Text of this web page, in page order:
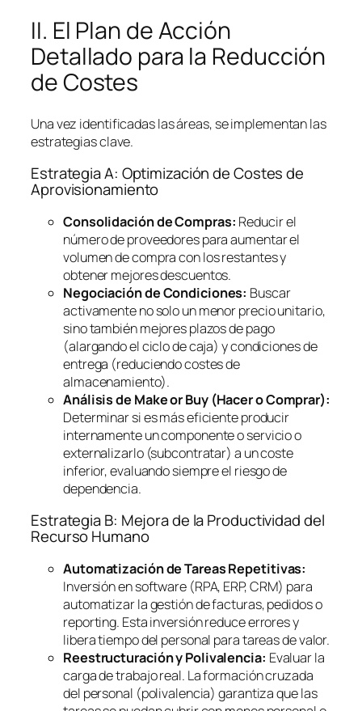
II. El Plan de Acción
Detallado para la Reducción
de Costes
Una vez identificadas las áreas, se implementan las
estrategias clave.
Estrategia A: Optimización de Costes de
Aprovisionamiento
Consolidación de Compras: Reducir el
número de proveedores para aumentar el
volumen de compra con los restantes y
obtener mejores descuentos.
Negociación de Condiciones: Buscar
activamente no solo un menor precio unitario,
sino también mejores plazos de pago
(alargando el ciclo de caja) y condiciones de
entrega (reduciendo costes de
almacenamiento).
Análisis de Make or Buy(Hacer o Comprar):
Determinar si es más eficiente producir
internamente un componente o servicio o
externalizarlo (subcontratar) a un coste
inferior, evaluando siempre el riesgo de
dependencia.
Estrategia B: Mejora de la Productividad del
Recurso Humano
Automatización de Tareas Repetitivas:
Inversión ensoftware(RPA, ERP, CRM) para
automatizar la gestión de facturas, pedidos o
reporting. Esta inversión reduce errores y
libera tiempo del personal para tareas de valor.
Reestructuración y Polivalencia: Evaluar la
carga de trabajo real. La formación cruzada
del personal (polivalencia) garantiza que las